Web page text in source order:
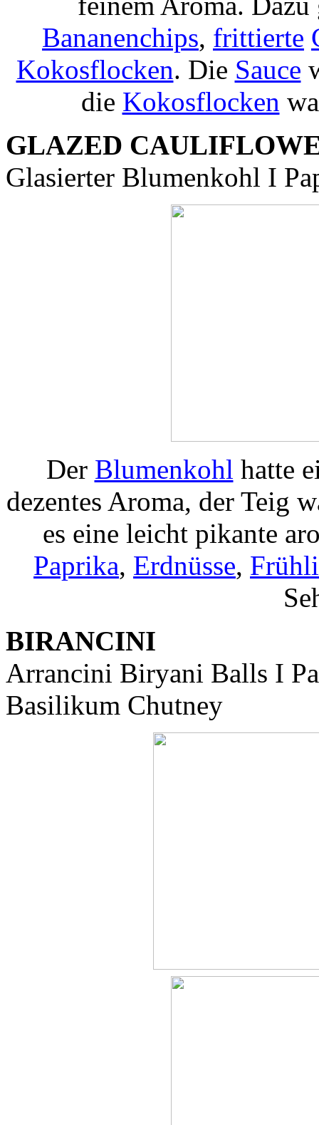
Bananenchips, frittierte
Kokosflocken. Die Sauce
die Kokosflocken
GLAZED
Glasierter Blumenkohl I
Der Blumenkohl hatte
dezentes Aroma, der Teig
es eine leicht pikante
Paprika, Erdnüsse,
BIRANCINI
Arrancini Biryani Balls I
Basilikum Chutney